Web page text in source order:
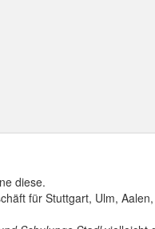
diese.
für Stuttgart, Ulm,